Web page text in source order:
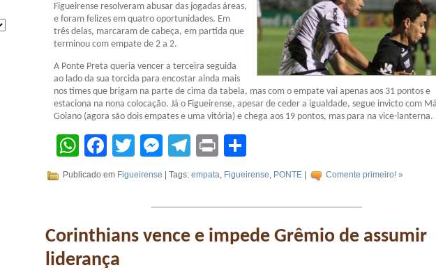
Figueirense resolveram abusar das jogadas áreas,
e foram felizes em quatro oportunidades. Em
três delas, marcaram de cabeça, em partida que
terminou com empate de 2 a 2.
A Ponte Preta queria vencer a terceira seguida
ao lado da sua torcida para encostar ainda mais
nos times que brigam na parte de cima da tabela, mas com o empate vai apenas aos 31 pontos e
estaciona na nona colocação. Já o Figueirense, apesar de ceder a igualdade, segue invicto com
Goiano (agora são dois empates e uma vitória) e chega aos 19 pontos, mas para na vice-lanterna.
WhatsApp
Facebook
TwitterMessenger
Telegram
Print
Publicado em Figueirense | Tags: empata, Figueirense, PONTE | Comente primeiro! »
Corinthians vence e impede Grêmio de assumir
liderança